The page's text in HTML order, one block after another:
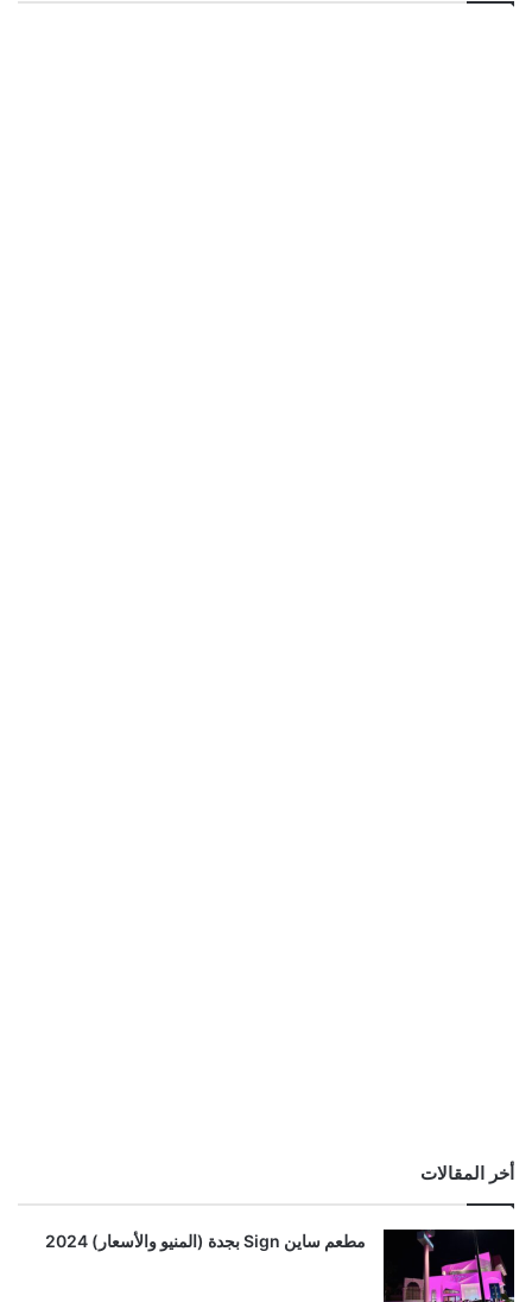
أخر المقالات
مطعم ساين Sign بجدة (المنيو والأسعار) 2024